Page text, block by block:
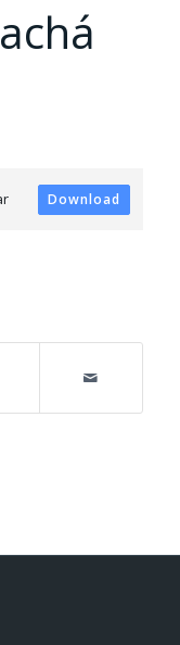
Download